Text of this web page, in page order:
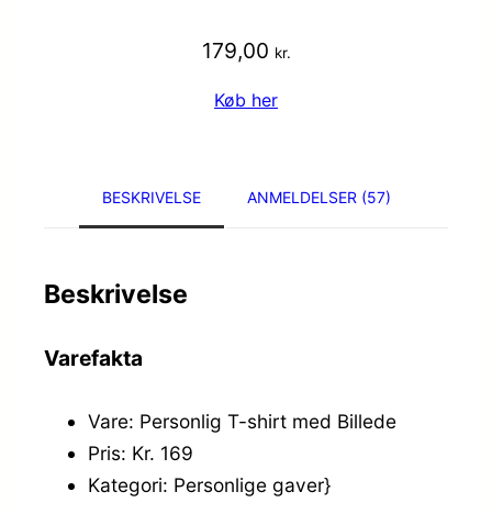
179,00 kr.
Køb her
BESKRIVELSE ANMELDELSER (57)
Beskrivelse
Varefakta
Vare: Personlig T-shirt med Billede
Pris: Kr. 169
Kategori: Personlige gaver}